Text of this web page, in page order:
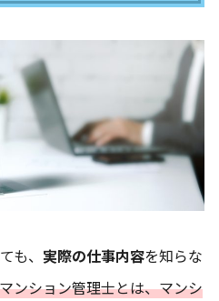
も、 実際の仕事内容を知らな
マンション管理士とは、マンシ